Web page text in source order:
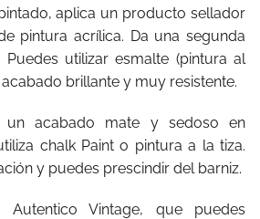
aplica un producto sellador
pintura acrílica. Da una segunda
utilizar esmalte (pintura al
brillante y muy resistente.
un acabado mate y sedoso en
chalk Paint o pintura a la tiza.
y puedes prescindir del barniz.
Autentico Vintage, que puedes